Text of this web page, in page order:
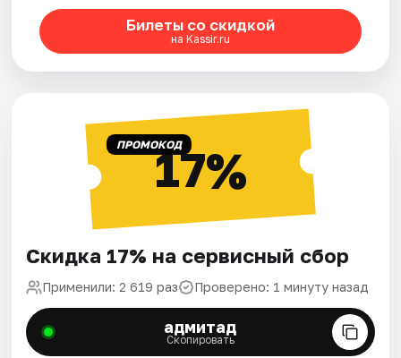
Билеты со скидкой
на Kassir.ru
ПРОМОКОД17%
Скидка 17% на сервисный сбор
Применили: 2 619 раз Проверено: 1 минуту назад
адмитад
Скопировать